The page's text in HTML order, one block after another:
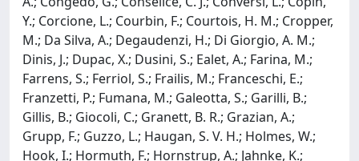
Y.; Corcione, L.; Courbin, F.; Courtois, H. M.; Cropper,
M.; Da Silva, A.; Degaudenzi, H.; Di Giorgio, A. M.;
Dinis, J.; Dupac, X.; Dusini, S.; Ealet, A.; Farina, M.;
Farrens, S.; Ferriol, S.; Frailis, M.; Franceschi, E.;
Franzetti, P.; Fumana, M.; Galeotta, S.; Garilli, B.;
Gillis, B.; Giocoli, C.; Granett, B. R.; Grazian, A.;
Grupp, F.; Guzzo, L.; Haugan, S. V. H.; Holmes, W.;
Hook, I.; Hormuth, F.; Hornstrup, A.; Jahnke, K.;